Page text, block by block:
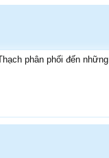
phân phối đến